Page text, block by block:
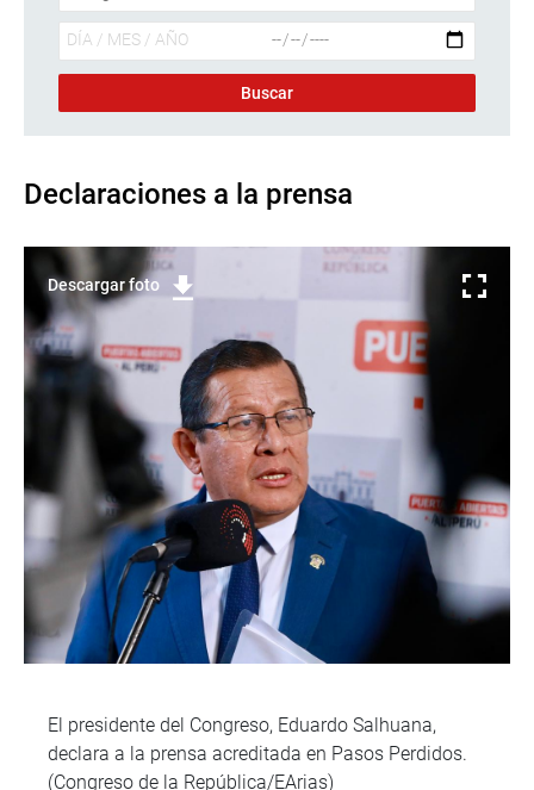
Declaraciones a la prensa
Descargar foto
El presidente del Congreso, Eduardo Salhuana,
declara a la prensa acreditada en Pasos Perdidos.
(Congreso de la República/EArias)